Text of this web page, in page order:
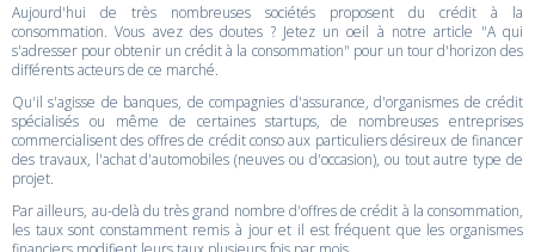
Aujourd'hui de très nombreuses sociétés proposent du crédit à la
consommation. Vous avez des doutes ? Jetez un oeil à notre article "A qui
s'adresser pour obtenir un crédit à la consommation" pour un tour d'horizon des
différents acteurs de ce marché.
Qu'il s'agisse de banques, de compagnies d'assurance, d'organismes de crédit
spécialisés ou même de certaines startups, de nombreuses entreprises
commercialisent des offres de crédit conso aux particuliers désireux de financer
des travaux, l'achat d'automobiles (neuves ou d'occasion), ou tout autre type de
projet.
Par ailleurs, au-delà du très grand nombre d'offres de crédit à la consommation,
les taux sont constamment remis à jour et il est fréquent que les organismes